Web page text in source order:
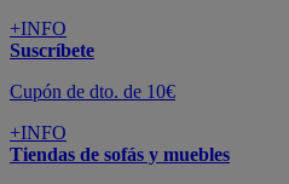
+INFO
Suscríbete
Cupón de dto. de 10€
+INFO
Tiendas de sofás y muebles